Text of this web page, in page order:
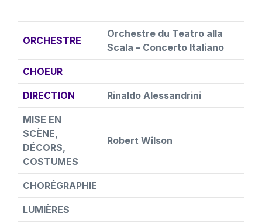
ORCHESTRE
Orchestre du Teatro alla
Scala – Concerto Italiano
CHOEUR
DIRECTION Rinaldo Alessandrini
MISE EN
SCÈNE,
DÉCORS,
COSTUMES
Robert Wilson
CHORÉGRAPHIE
LUMIÈRES